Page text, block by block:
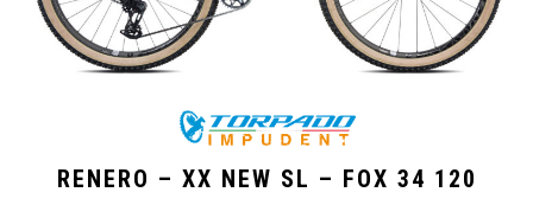
RENERO – XX NEW SL – FOX 34 120